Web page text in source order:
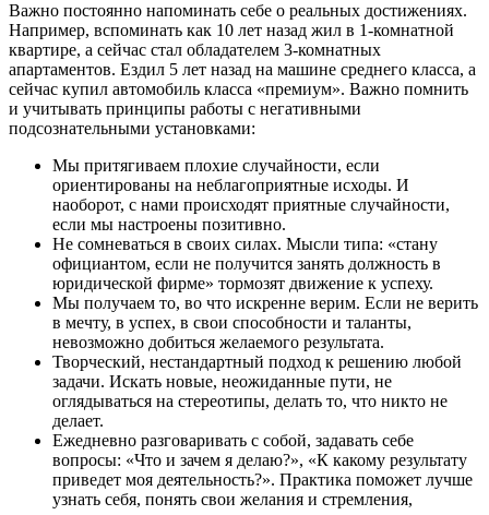
Важно постоянно напоминать себе о реальных достижениях.
Например, вспоминать как 10 лет назад жил в 1-комнатной
квартире, а сейчас стал обладателем 3-комнатных
апартаментов. Ездил 5 лет назад на машине среднего класса, а
сейчас купил автомобиль класса «премиум». Важно помнить
и учитывать принципы работы с негативными
подсознательными установками:
Мы притягиваем плохие случайности, если
ориентированы на неблагоприятные исходы. И
наоборот, с нами происходят приятные случайности,
если мы настроены позитивно.
Не сомневаться в своих силах. Мысли типа: «стану
официантом, если не получится занять должность в
юридической фирме» тормозят движение к успеху.
Мы получаем то, во что искренне верим. Если не верить
в мечту, в успех, в свои способности и таланты,
невозможно добиться желаемого результата.
Творческий, нестандартный подход к решению любой
задачи. Искать новые, неожиданные пути, не
оглядываться на стереотипы, делать то, что никто не
делает.
Ежедневно разговаривать с собой, задавать себе
вопросы: «Что и зачем я делаю?», «К какому результату
приведет моя деятельность?». Практика поможет лучше
узнать себя, понять свои желания и стремления,